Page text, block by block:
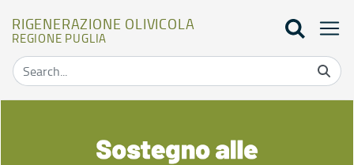
RIGENERAZIONE OLIVICOLA
REGIONE PUGLIA